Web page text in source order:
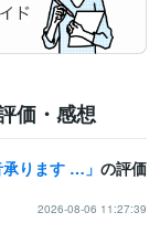
価・感想
最短即日！長尺可！音声のノイズ除去・整音承ります 全体をかなり細かくノイズ除去するためご好評！幅広く対応します の評価
2026-08-06 11:27:39